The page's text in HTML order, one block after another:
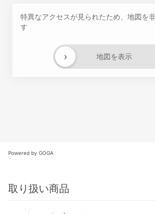
特異なアクセスが見られたため、地図を
す
地図を表示
›
Powered by GOGA
取り扱い商品